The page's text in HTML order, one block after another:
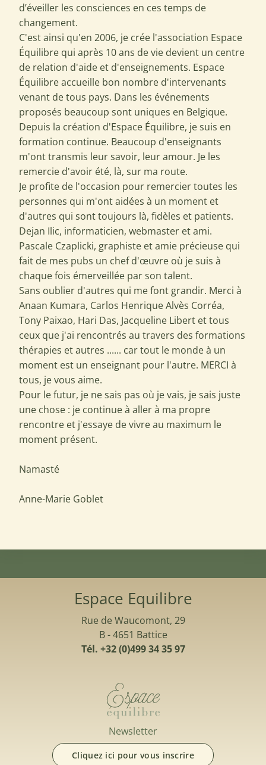
d’éveiller les consciences en ces temps de
changement.
C'est ainsi qu'en 2006, je crée l'association Espace
Équilibre qui après 10 ans de vie devient un centre
de relation d'aide et d'enseignements. Espace
Équilibre accueille bon nombre d'intervenants
venant de tous pays. Dans les événements
proposés beaucoup sont uniques en Belgique.
Depuis la création d'Espace Équilibre, je suis en
formation continue. Beaucoup d'enseignants
m'ont transmis leur savoir, leur amour. Je les
remercie d'avoir été, là, sur ma route.
Je profite de l'occasion pour remercier toutes les
personnes qui m'ont aidées à un moment et
d'autres qui sont toujours là, fidèles et patients.
Dejan Ilic, informaticien, webmaster et ami.
Pascale Czaplicki, graphiste et amie précieuse qui
fait de mes pubs un chef d'œuvre où je suis à
chaque fois émerveillée par son talent.
Sans oublier d'autres qui me font grandir. Merci à
Anaan Kumara, Carlos Henrique Alvès Corréa,
Tony Paixao, Hari Das, Jacqueline Libert et tous
ceux que j'ai rencontrés au travers des formations
thérapies et autres ...... car tout le monde à un
moment est un enseignant pour l'autre. MERCI à
tous, je vous aime.
Pour le futur, je ne sais pas où je vais, je sais juste
une chose : je continue à aller à ma propre
rencontre et j'essaye de vivre au maximum le
moment présent.
Namasté
Anne-Marie Goblet
Espace Equilibre
Rue de Waucomont, 29
B - 4651 Battice
Tél. +32 (0)499 34 35 97
Newsletter
Cliquez ici pour vous inscrire